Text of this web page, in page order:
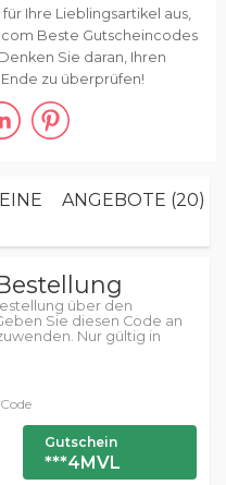
ANGEBOTE (20)
über den
Sie diesen Code an
Nur gültig in
Gutschein
***4MVL
Ihre Lieblingsartikel aus,
Beste Gutscheincodes
Sie daran, Ihren
zu überprüfen!